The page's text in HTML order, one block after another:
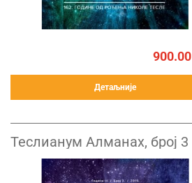
900.00
Детаљније
Теслианум Алманах, број 3